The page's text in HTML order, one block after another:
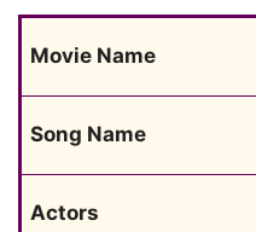
Movie Name
Song Name
Actors